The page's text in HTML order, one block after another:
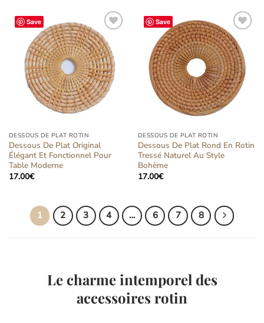
25.00€
Save
Ajouter
à la liste
d’envies
DESSOUS DE PLAT ROTIN
Dessous De Plat Original
Élégant Et Fonctionnel Pour
Table Moderne
17.00€
Save
Ajouter
à la liste
d’envies
DESSOUS DE PLAT ROTIN
Dessous De Plat Rond En Rotin
Tressé Naturel Au Style
Bohème
17.00€
1 2 3 4 … 6 7 8
Le charme intemporel des
accessoires rotin